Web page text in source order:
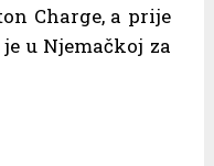
Charge, a prije
u Njemačkoj za